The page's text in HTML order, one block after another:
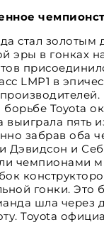
стал золотым
эры в гонках
LMP1 в
Toyota
выиграла пять
забрав оба
Дэвидсон и
чемпионами
гонки. Это
шла через
Toyota